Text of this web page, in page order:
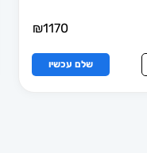
₪1170
שלם עכשיו